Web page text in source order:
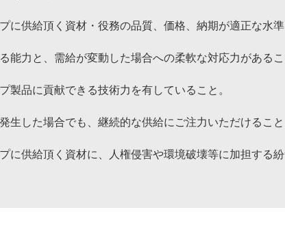
に供給頂く資材・役務の品質、価格、納期が適正な水準
能力と、需給が変動した場合への柔軟な対応力があるこ
製品に貢献できる技術力を有していること。
生した場合でも、継続的な供給にご注力いただけること
プに供給頂く資材に、人権侵害や環境破壊等に加担す